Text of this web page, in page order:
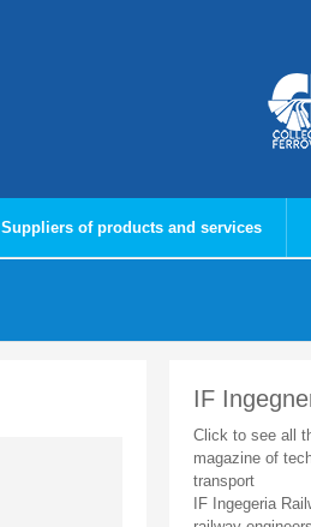
Suppliers of products and services
IF
Click to see all
magazine of
transport
IF Ingegeria